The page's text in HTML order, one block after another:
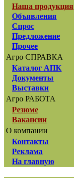
Наша продукция
Объявления
Спрос
Предложение
Прочее
Агро СПРАВКА
Каталог АПК
Документы
Выставки
Агро РАБОТА
Резюме
Вакансии
О компании
Контакты
Реклама
На главную